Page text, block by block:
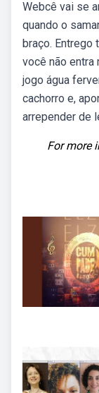
Webcê vai se
quando o
braço. Entrego
você não entra
jogo água
cachorro e,
arrepender de
For more